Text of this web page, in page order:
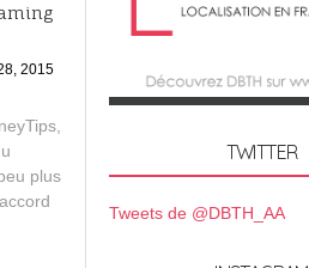
2015
plus
TWITTER
Tweets de @DBTH_AA